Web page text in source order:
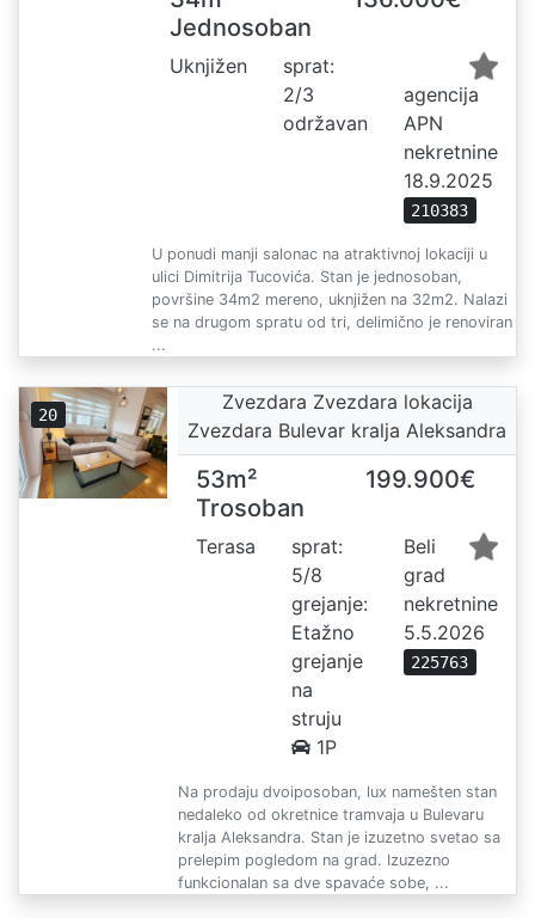
Jednosoban
Uknjižen
sprat:
2/3
održavan
agencija
APN
nekretnine
18.9.2025
210383
U ponudi manji salonac na atraktivnoj lokaciji u
ulici Dimitrija Tucovića. Stan je jednosoban,
površine 34m2 mereno, uknjižen na 32m2. Nalazi
se na drugom spratu od tri, delimično je renoviran
...
20
Zvezdara Zvezdara lokacija
Zvezdara Bulevar kralja Aleksandra
53m²
Trosoban
199.900€
Terasa
sprat:
5/8
grejanje:
Etažno
grejanje
na
struju
1P
Beli
grad
nekretnine
5.5.2026
225763
Na prodaju dvoiposoban, lux namešten stan
nedaleko od okretnice tramvaja u Bulevaru
kralja Aleksandra. Stan je izuzetno svetao sa
prelepim pogledom na grad. Izuzezno
funkcionalan sa dve spavaće sobe, ...